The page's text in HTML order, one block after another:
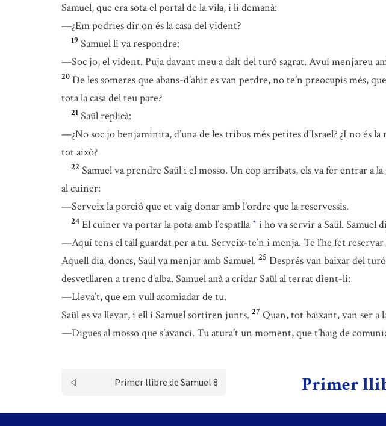
Samuel, que era sota el portal de la vila, i li demanà:
—¿Em podries dir on és la casa del vident?
19 Samuel li va respondre:
—Soc jo, el vident. Puja davant meu a dalt del turó sagrat. Avui menjareu
20 De les someres que abans-d’ahir es van perdre, no te’n preocupis més,
tota la casa del teu pare?
21 Saül replicà:
—¿No soc jo benjaminita, d’una de les tribus més petites d’Israel? ¿I no és
tot això?
22 Samuel va prendre Saül i el mosso. Un cop arribats, els va fer entrar a
al cuiner:
—Serveix la porció que et vaig donar amb l’ordre que la reservessis.
24 El cuiner va portar la pota amb l’espatlla * i ho va servir a Saül. Samuel
—Aquí tens el tall guardat per a tu. Serveix-te’n i menja. Te l’he fet
Aquell dia, doncs, Saül va menjar amb Samuel. 25 Després van baixar del
desvetllaren a trenc d’alba. Samuel anà a cridar Saül al terrat dient-li:
—Lleva’t, que em vull acomiadar de tu.
Saül es va llevar, i ell i Samuel sortiren junts. 27 Quan, tot baixant, van ser a
—Digues al mosso que s’avanci. Tu atura’t un moment, que t’haig de
Primer llibre de Samuel 8 Primer